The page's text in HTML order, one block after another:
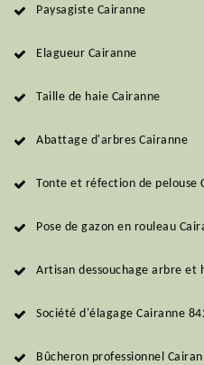
Paysagiste Cairanne
Elagueur Cairanne
Taille de haie Cairanne
Abattage d'arbres Cairanne
Tonte et réfection de pelouse
Pose de gazon en rouleau
Artisan dessouchage arbre et
Société d'élagage Cairanne
Bûcheron professionnel